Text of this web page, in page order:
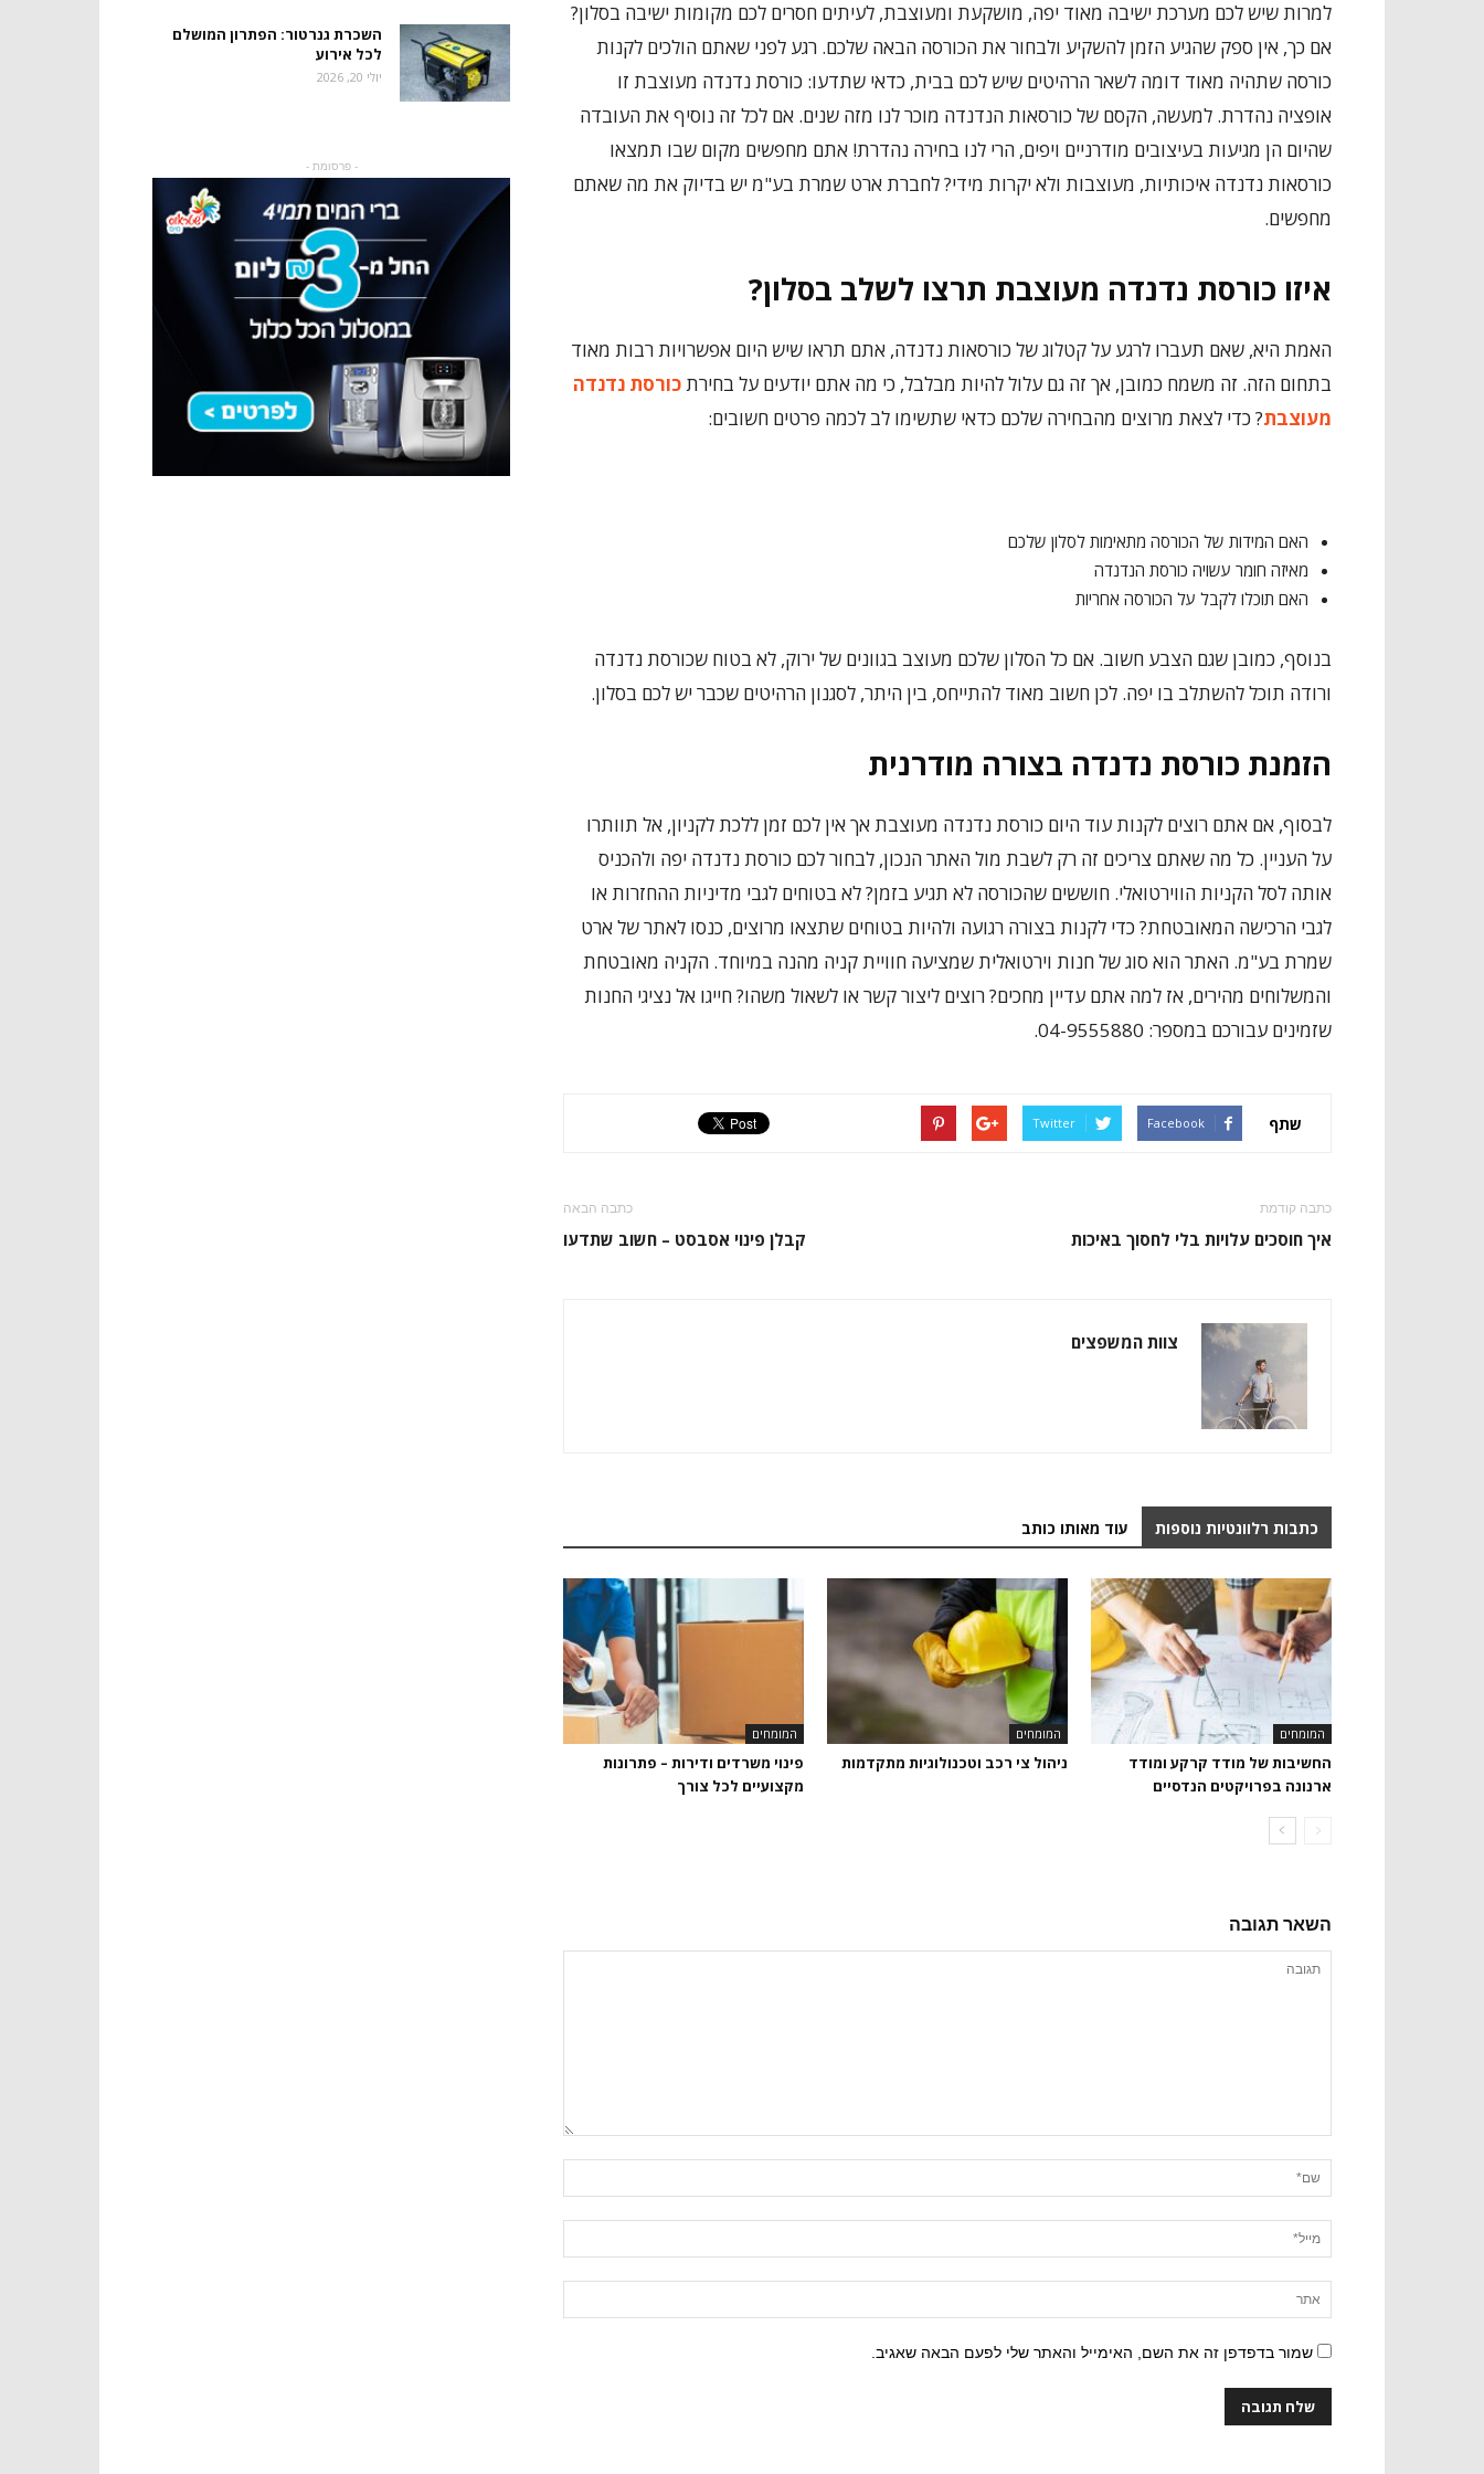
למרות שיש לכם מערכת ישיבה מאוד יפה, מושקעת ומעוצבת, לעיתים חסרים לכם מקומות ישיבה בסלון?
אם כך, אין ספק שהגיע הזמן להשקיע ולבחור את הכורסה הבאה שלכם. רגע לפני שאתם הולכים לקנות
כורסה שתהיה מאוד דומה לשאר הרהיטים שיש לכם בבית, כדאי שתדעו: כורסת נדנדה מעוצבת זו
אופציה נהדרת. למעשה, הקסם של כורסאות הנדנדה מוכר לנו מזה שנים. אם לכל זה נוסיף את העובדה
שהיום הן מגיעות בעיצובים מודרניים ויפים, הרי לנו בחירה נהדרת! אתם מחפשים מקום שבו תמצאו
כורסאות נדנדה איכותיות, מעוצבות ולא יקרות מידי? לחברת ארט שמרת בע"מ יש בדיוק את מה שאתם
מחפשים.
איזו כורסת נדנדה מעוצבת תרצו לשלב בסלון?
האמת היא, שאם תעברו לרגע על קטלוג של כורסאות נדנדה, אתם תראו שיש היום אפשרויות רבות מאוד
בתחום הזה. זה משמח כמובן, אך זה גם עלול להיות מבלבל, כי מה אתם יודעים על בחירתכורסת נדנדה
מעוצבת? כדי לצאת מרוצים מהבחירה שלכם כדאי שתשימו לב לכמה פרטים חשובים:
האם המידות של הכורסה מתאימות לסלון שלכם
מאיזה חומר עשויה כורסת הנדנדה
האם תוכלו לקבל על הכורסה אחריות
בנוסף, כמובן שגם הצבע חשוב. אם כל הסלון שלכם מעוצב בגוונים של ירוק, לא בטוח שכורסת נדנדה
ורודה תוכל להשתלב בו יפה. לכן חשוב מאוד להתייחס, בין היתר, לסגנון הרהיטים שכבר יש לכם בסלון.
הזמנת כורסת נדנדה בצורה מודרנית
לבסוף, אם אתם רוצים לקנות עוד היום כורסת נדנדה מעוצבת אך אין לכם זמן ללכת לקניון, אל תוותרו
על העניין. כל מה שאתם צריכים זה רק לשבת מול האתר הנכון, לבחור לכם כורסת נדנדה יפה ולהכניס
אותה לסל הקניות הווירטואלי. חוששים שהכורסה לא תגיע בזמן? לא בטוחים לגבי מדיניות ההחזרות או
לגבי הרכישה המאובטחת? כדי לקנות בצורה רגועה ולהיות בטוחים שתצאו מרוצים, כנסו לאתר של ארט
שמרת בע"מ. האתר הוא סוג של חנות וירטואלית שמציעה חוויית קניה מהנה במיוחד. הקניה מאובטחת
והמשלוחים מהירים, אז למה אתם עדיין מחכים? רוצים ליצור קשר או לשאול משהו? חייגו אל נציגי החנות
שזמינים עבורכם במספר: 04-9555880.
שתף Facebook
Twitter
כתבה קודמת
איך חוסכים עלויות בלי לחסוך באיכות
כתבה הבאה
קבלן פינוי אסבסט – חשוב שתדעו
צוות המשפצים
כתבות רלוונטיות נוספות עוד מאותו כותב
המומחים
החשיבות של מודד קרקע ומודד
ארנונה בפרויקטים הנדסיים
המומחים
ניהול צי רכב וטכנולוגיות מתקדמות
המומחים
פינוי משרדים ודירות – פתרונות
מקצועיים לכל צורך
השאר תגובה
שמור בדפדפן זה את השם, האימייל והאתר שלי לפעם הבאה שאגיב.
השכרת גנרטור: הפתרון המושלם
לכל אירוע
יולי 20, 2026
- פרסומת -